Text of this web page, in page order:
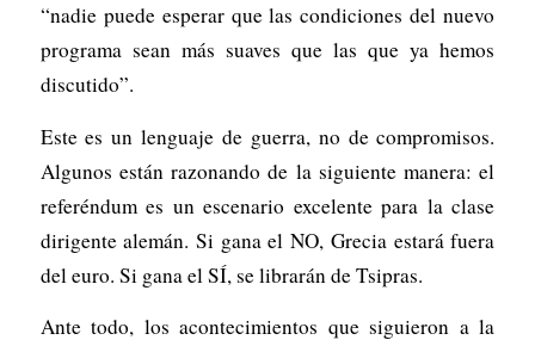
“nadie puede esperar que las condiciones del nuevo
programa sean más suaves que las que ya hemos
discutido”.
Este es un lenguaje de guerra, no de compromisos.
Algunos están razonando de la siguiente manera: el
referéndum es un escenario excelente para la clase
dirigente alemán. Si gana el NO, Grecia estará fuera
del euro. Si gana el SÍ, se librarán de Tsipras.
Ante todo, los acontecimientos que siguieron a la